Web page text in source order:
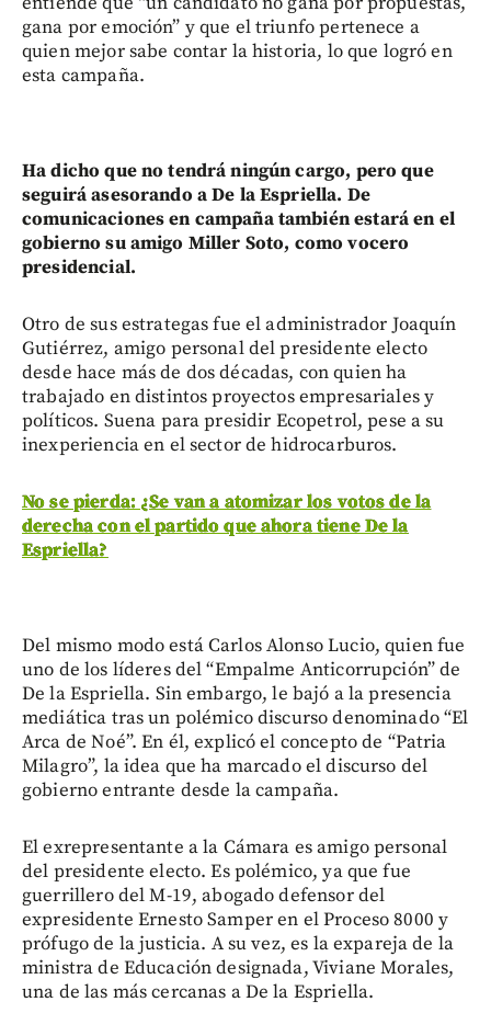
gana por emoción” y que el triunfo pertenece a
quien mejor sabe contar la historia, lo que logró en
esta campaña.
Ha dicho que no tendrá ningún cargo, pero que
seguirá asesorando a De la Espriella. De
comunicaciones en campaña también estará en el
gobierno su amigo Miller Soto, como vocero
presidencial.
Otro de sus estrategas fue el administrador Joaquín
Gutiérrez, amigo personal del presidente electo
desde hace más de dos décadas, con quien ha
trabajado en distintos proyectos empresariales y
políticos. Suena para presidir Ecopetrol, pese a su
inexperiencia en el sector de hidrocarburos.
No se pierda: ¿Se van a atomizar los votos de la
derecha con el partido que ahora tiene De la
Espriella?
Del mismo modo está Carlos Alonso Lucio, quien fue
uno de los líderes del “Empalme Anticorrupción” de
De la Espriella. Sin embargo, le bajó a la presencia
mediática tras un polémico discurso denominado “El
Arca de Noé”. En él, explicó el concepto de “Patria
Milagro”, la idea que ha marcado el discurso del
gobierno entrante desde la campaña.
El exrepresentante a la Cámara es amigo personal
del presidente electo. Es polémico, ya que fue
guerrillero del M-19, abogado defensor del
expresidente Ernesto Samper en el Proceso 8000 y
prófugo de la justicia. A su vez, es la expareja de la
ministra de Educación designada, Viviane Morales,
una de las más cercanas a De la Espriella.